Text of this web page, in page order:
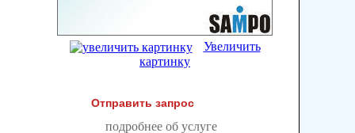
Увеличить
картинку
Отправить запрос
подробнее об услуге